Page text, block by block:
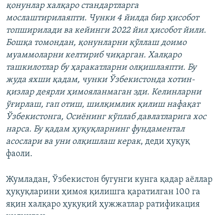
қонунлар халқаро стандартларга
мослаштирилаяпти. Чунки 4 йилда бир ҳисобот
топширилади ва кейинги 2022 йил ҳисобот йили.
Бошқа томондан, қонунларни қўллаш доимо
муаммоларни келтириб чиқарган. Халқаро
ташкилотлар бу ҳаракатларни олқишлаяпти. Бу
жуда яхши қадам, чунки Ўзбекистонда хотин-
қизлар деярли ҳимояланмаган эди. Келинларни
ўғирлаш, гап отиш, шилқимлик қилиш нафақат
Ўзбекистонга, Осиёнинг кўплаб давлатларига хос
нарса. Бу қадам ҳуқуқларнинг фундаментал
асослари ва уни олқишлаш керак, деди ҳуқуқ
фаоли.
Жумладан, Ўзбекистон бугунги кунга қадар аёллар
ҳуқуқларини ҳимоя қилишга қаратилган 100 га
яқин халқаро ҳуқуқий ҳужжатлар ратификация